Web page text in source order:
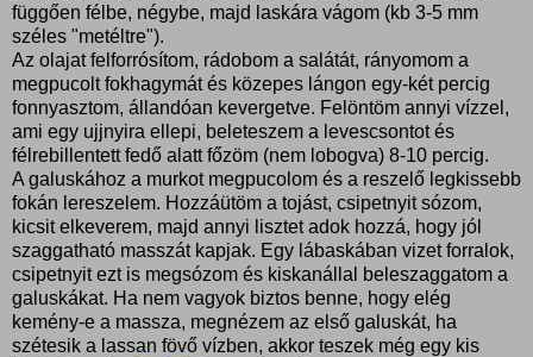
függően félbe, négybe, majd laskára vágom (kb 3-5 mm
széles "metéltre").
Az olajat felforrósítom, rádobom a salátát, rányomom a
megpucolt fokhagymát és közepes lángon egy-két percig
fonnyasztom, állandóan kevergetve. Felöntöm annyi vízzel,
ami egy ujjnyira ellepi, beleteszem a levescsontot és
félrebillentett fedő alatt főzöm (nem lobogva) 8-10 percig.
A galuskához a murkot megpucolom és a reszelő legkissebb
fokán lereszelem. Hozzáütöm a tojást, csipetnyit sózom,
kicsit elkeverem, majd annyi lisztet adok hozzá, hogy jól
szaggatható masszát kapjak. Egy lábaskában vizet forralok,
csipetnyit ezt is megsózom és kiskanállal beleszaggatom a
galuskákat. Ha nem vagyok biztos benne, hogy elég
kemény-e a massza, megnézem az első galuskát, ha
szétesik a lassan fövő vízben, akkor teszek még egy kis